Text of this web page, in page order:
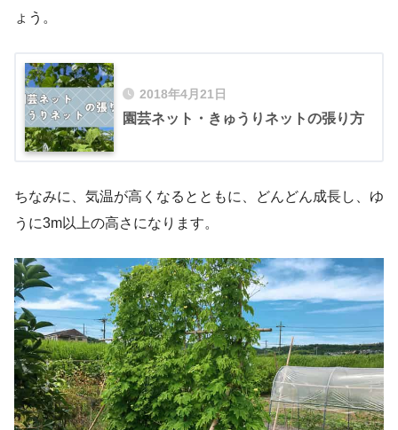
ょう。
2018年4月21日
園芸ネット・きゅうりネットの張り方
ちなみに、気温が高くなるとともに、どんどん成長し、ゆ
うに3m以上の高さになります。